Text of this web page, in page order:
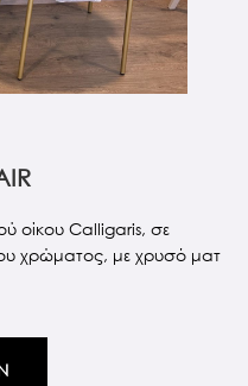
οίκου Calligaris, σε
χρώματος, με χρυσό ματ